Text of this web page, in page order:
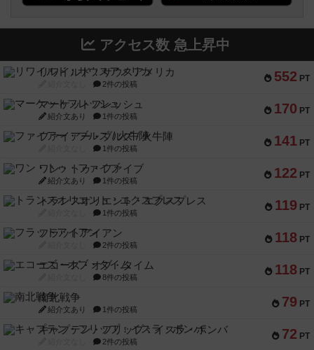
アクセス数 急上昇中
552 PT
リワイルド：サウスアメリカ
2件の投稿
170 PT
マーケットフレッシュ
紹介文あり 1件の投稿
141 PT
ファイアー・ブルズ / 火牛陣
1件の投稿
122 PT
ワン・トゥ・ファイブ
紹介文あり 1件の投稿
119 PT
トランスオリエント・エクスプレス
1件の投稿
118 PT
フラットアイアン
2件の投稿
118 PT
エコーズ・オブ・タイム
8件の投稿
79 PT
南北戦争
紹介文あり 1件の投稿
72 PT
キャプテン・フリップ：イスラ・ボンバ
2件の投稿